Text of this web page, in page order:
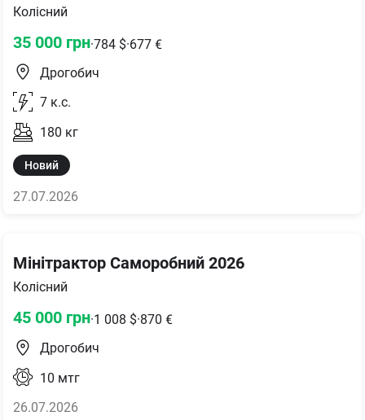
Колісний
35 000 грн·784 $·677 €
Дрогобич
7 к.с.
180 кг
Новий
27.07.2026
Мінітрактор Саморобний 2026
Колісний
45 000 грн·1 008 $·870 €
Дрогобич
10 мтг
26.07.2026